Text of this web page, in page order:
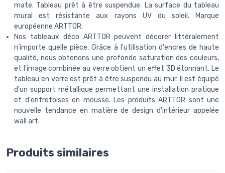
mate. Tableau prêt à être suspendue. La surface du tableau
mural est résistante aux rayons UV du soleil. Marque
européenne ARTTOR.
Nos tableaux déco ARTTOR peuvent décorer littéralement
n’importe quelle pièce. Grâce à l'utilisation d'encres de haute
qualité, nous obtenons une profonde saturation des couleurs,
et l'image combinée au verre obtient un effet 3D étonnant. Le
tableau en verre est prêt à être suspendu au mur. Il est équipé
d'un support métallique permettant une installation pratique
et d'entretoises en mousse. Les produits ARTTOR sont une
nouvelle tendance en matière de design d'intérieur appelée
wall art.
Produits similaires